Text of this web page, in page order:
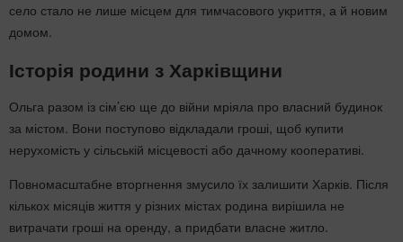
село стало не лише місцем для тимчасового укриття, а й новим
домом.
Історія родини з Харківщини
Ольга разом із сім’єю ще до війни мріяла про власний будинок
за містом. Вони поступово відкладали гроші, щоб купити
нерухомість у сільській місцевості або дачному кооперативі.
Повномасштабне вторгнення змусило їх залишити Харків. Після
кількох місяців життя у різних містах родина вирішила не
витрачати гроші на оренду, а придбати власне житло.